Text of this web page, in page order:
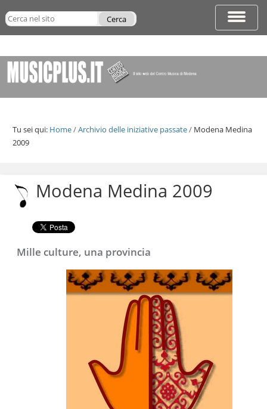
ai
contenuti.
|
alla
navigazione
Espandi
di
Tu sei qui: Home/Archivio delle iniziative passate/ Modena Medina
2009
Salta
navigazione
Cerca nel sito
Modena Medina 2009
Mille culture, una provincia